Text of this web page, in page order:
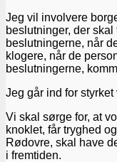
Jeg vil involvere
beslutninger, der
beslutningerne, når
klogere, når de
beslutningerne,
Jeg går ind for
Vi skal sørge for, at
knoklet, får tryghed
Rødovre, skal have
i fremtiden.